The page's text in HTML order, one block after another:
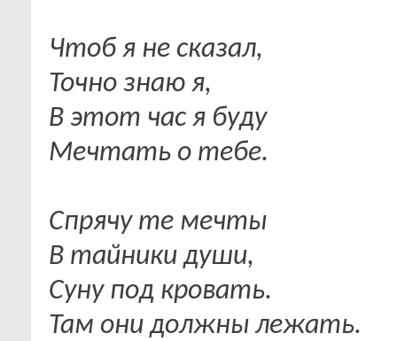
Чтоб я не сказал,
Точно знаю я,
В этот час я буду
Мечтать о тебе.
Спрячу те мечты
В тайники души,
Суну под кровать.
Там они должны лежать.